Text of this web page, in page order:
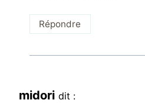
Répondre
midori dit :